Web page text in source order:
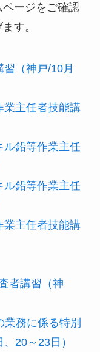
ージをご確認
す。
（神戸/10月
業主任者技能講
ル鉛等作業主任
ル鉛等作業主任
業主任者技能講
者講習（神
務に係る特別
20～23日）